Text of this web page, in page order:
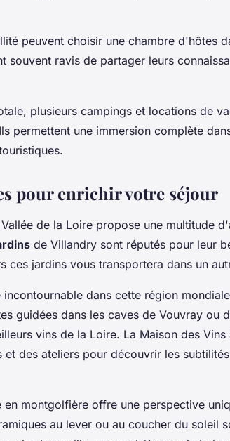
peuvent choisir une chambre d'hôtes
souvent ravis de partager leurs
plusieurs campings et locations de
permettent une immersion complète
pour enrichir votre séjour
de la Loire propose une multitude
de Villandry sont réputés pour leur
ces jardins vous transportera dans un
dans cette région
guidées dans les caves de Vouvray ou
vins de la Loire. La Maison des Vins
des ateliers pour découvrir les
en montgolfière offre une perspective
au lever ou au coucher du soleil